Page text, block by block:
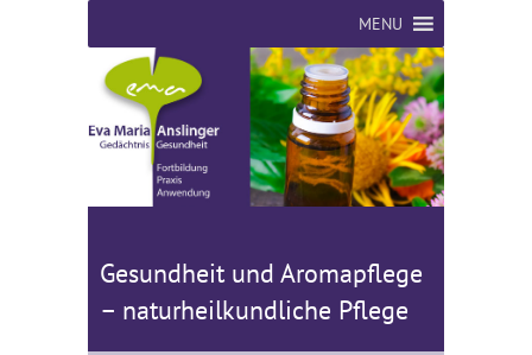
MENU
Gesundheit und Aromapflege
– naturheilkundliche Pflege